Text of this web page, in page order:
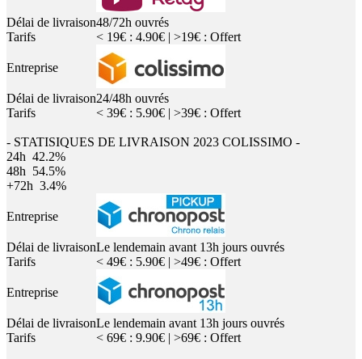
Délai de livraison48/72h ouvrés
Tarifs
< 19€ : 4.90€ | >19€ : Offert
Entreprise
Délai de livraison24/48h ouvrés
Tarifs
< 39€ : 5.90€ | >39€ : Offert
- STATISIQUES DE LIVRAISON 2023 COLISSIMO -
24h 42.2%
48h 54.5%
+72h 3.4%
Entreprise
Délai de livraisonLe lendemain avant 13h jours ouvrés
Tarifs
< 49€ : 5.90€ | >49€ : Offert
Entreprise
Délai de livraisonLe lendemain avant 13h jours ouvrés
Tarifs
< 69€ : 9.90€ | >69€ : Offert